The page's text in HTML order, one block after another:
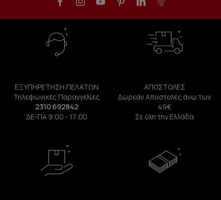
ΕΞΥΠΗΡΕΤΗΣΗ ΠΕΛΑΤΩΝ
Τηλεφωνικές Παραγγελίες
2310 692842
ΔΕ-ΠΑ 9:00 - 17:00
ΑΠΟΣΤΟΛΕΣ
Δωρεάν Αποστολές άνω των
49€
Σε όλη την Ελλάδα